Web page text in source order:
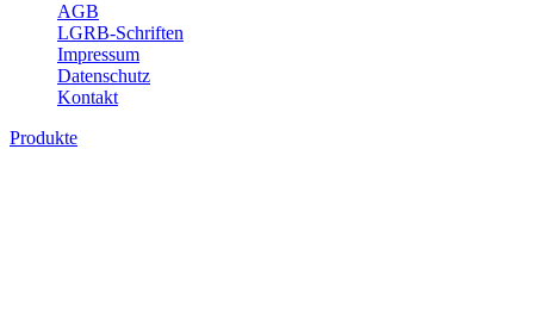
AGB
LGRB-Schriften
Impressum
Datenschutz
Kontakt
Produkte